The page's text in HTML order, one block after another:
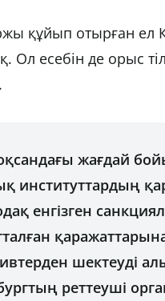
құйып отырған
есебін де орыс
жағдай
институттардың
енгізген
шектеуді
реттеуші